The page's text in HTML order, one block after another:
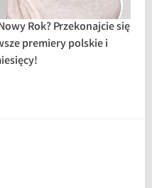
Rok? Przekonajcie się
premiery polskie i